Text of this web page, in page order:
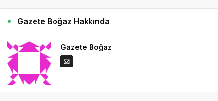
Gazete Boğaz Hakkında
Gazete Boğaz